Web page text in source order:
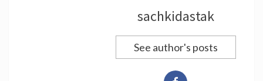
sachkidastak
See author's posts